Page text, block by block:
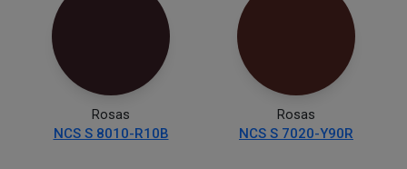
Rosas
NCS S 8010-R10B
Rosas
NCS S 7020-Y90R